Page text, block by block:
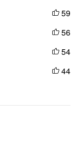
 59
 56
 54
 44